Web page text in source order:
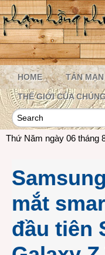
HOME TẢN MẠN
THẾ GIỚI CỦA
Thứ Năm ngày 06 tháng
mắt
đầu tiên